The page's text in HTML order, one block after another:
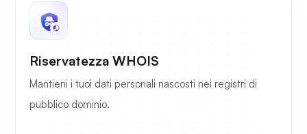
Riservatezza WHOIS
Mantieni i tuoi dati personali nascosti nei registri di
pubblico dominio.